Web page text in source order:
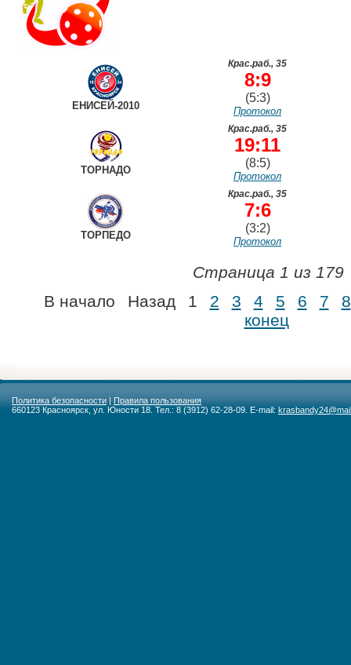
ЕНИСЕЙ-2010
Крас.раб., 35
8:9
(5:3)
Протокол
ТОРНАДО
Крас.раб., 35
19:11
(8:5)
Протокол
ТОРПЕДО
Крас.раб., 35
7:6
(3:2)
Протокол
Страница 1 из 179
В начало
Назад 1 2 3 4 5 6 7
8
конец
Политика безопасности|Правила пользования
660123 Красноярск, ул. Юности 18. Тел.: 8 (3912) 62-28-09. E-mail: